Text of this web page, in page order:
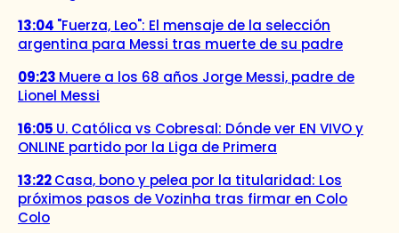
13:04 "Fuerza, Leo": El mensaje de la selección
argentina para Messi tras muerte de su padre
09:23 Muere a los 68 años Jorge Messi, padre de
Lionel Messi
16:05 U. Católica vs Cobresal: Dónde ver EN VIVO y
ONLINE partido por la Liga de Primera
13:22Casa, bono y pelea por la titularidad: Los
próximos pasos de Vozinha tras firmar en Colo
Colo